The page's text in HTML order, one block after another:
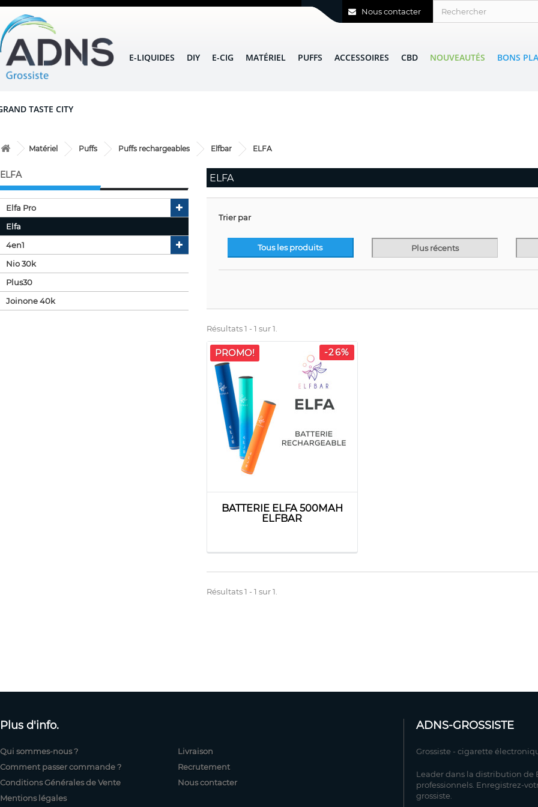
Nous contacter
E-LIQUIDES DIY E-CIG MATÉRIEL PUFFS ACCESSOIRES CBD NOUVEAUTÉS BONS
TASTE CITY
Matériel Puffs Puffs rechargeables Elfbar ELFA
ELFA
Elfa Pro
Elfa
4en1
Nio 30k
Plus30
Joinone 40k
ELFA
Trier par
Tous les produits Plus récents
Résultats 1 - 1 sur 1.
PROMO! -26%
BATTERIE ELFA 500MAH
ELFBAR
Résultats 1 - 1 sur 1.
Plus d'info.
Qui sommes-nous ?
Comment passer commande ?
Conditions Générales de Vente
Mentions légales
Livraison
Recrutement
Nous contacter
ADNS-GROSSISTE
Grossiste - cigarette
Leader dans la distribution de
professionnels. Enregistrez-
grossiste.